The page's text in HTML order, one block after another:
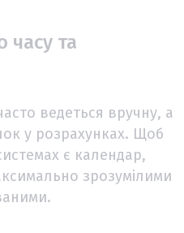
часу та
ведеться вручну, а
у розрахунках. Щоб
є календар,
зрозумілими